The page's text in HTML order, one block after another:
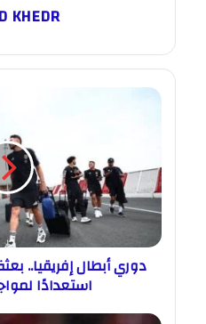
KHEDR
دوري أبطال إفريقيا..
استعدادًا